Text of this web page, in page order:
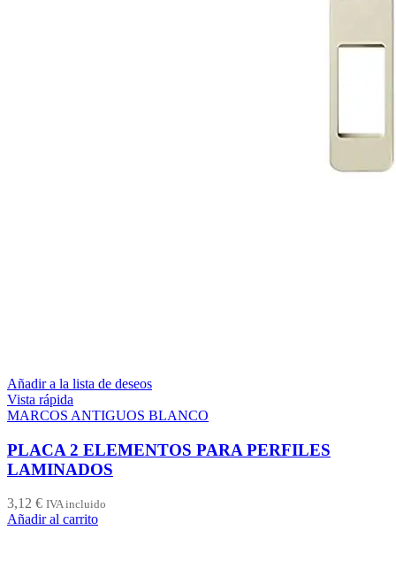
Añadir a la lista de deseos
Vista rápida
MARCOS ANTIGUOS BLANCO
PLACA 2 ELEMENTOS PARA PERFILES
LAMINADOS
3,12 € IVA incluido
Añadir al carrito